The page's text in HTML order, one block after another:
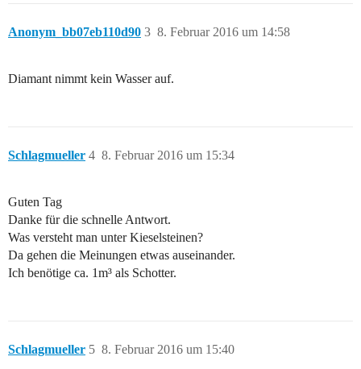
Anonym_bb07eb110d90 8. Februar 2016 um 14:58
3
Diamant nimmt kein Wasser auf.
Schlagmueller 8. Februar 2016 um 15:34
4
Guten Tag
Danke für die schnelle Antwort.
Was versteht man unter Kieselsteinen?
Da gehen die Meinungen etwas auseinander.
Ich benötige ca. 1m³ als Schotter.
Schlagmueller 8. Februar 2016 um 15:40
5